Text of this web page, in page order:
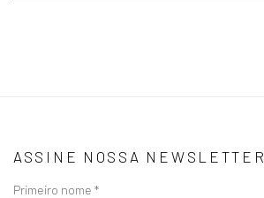
ASSINE NOSSA NEWSLETTER
Primeiro nome *